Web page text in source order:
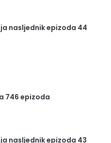
nasljednik epizoda 44
746 epizoda
nasljednik epizoda 43